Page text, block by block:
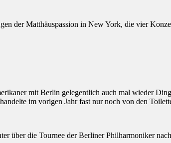
der Matthäuspassion in New York, die vier
mit Berlin gelegentlich auch mal wieder
im vorigen Jahr fast nur noch von den
über die Tournee der Berliner Philharmoniker